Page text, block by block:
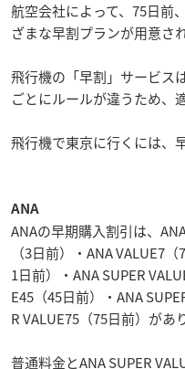
航空会社によって、75日前
ざまな早割プランが用意さ
飛行機の「早割」サービス
ごとにルールが違うため、
飛行機で東京に行くには、
ANA
ANAの早期購入割引は、
（3日前）・ANA VALUE7
1日前）・ANA SUPER
E45（45日前）・ANA
R VALUE75（75日前）があ
普通料金とANA SUPER